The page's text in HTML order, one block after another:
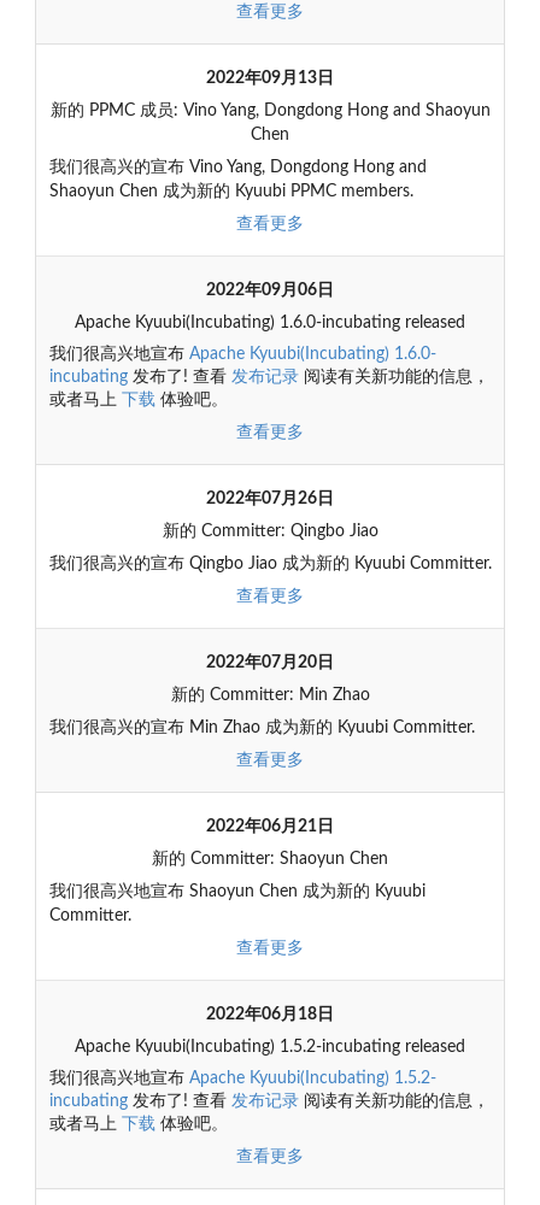
查看更多
2022年09月13日
新的 PPMC 成员: Vino Yang, Dongdong Hong and Shaoyun
Chen
我们很高兴的宣布 Vino Yang, Dongdong Hong and
Shaoyun Chen 成为新的 Kyuubi PPMC members.
查看更多
2022年09月06日
Apache Kyuubi(Incubating) 1.6.0-incubating released
我们很高兴地宣布 Apache Kyuubi(Incubating) 1.6.0-
incubating发布了! 查看 发布记录阅读有关新功能的信息，
或者马上 下载 体验吧。
查看更多
2022年07月26日
新的 Committer: Qingbo Jiao
我们很高兴的宣布 Qingbo Jiao 成为新的 Kyuubi Committer.
查看更多
2022年07月20日
新的 Committer: Min Zhao
我们很高兴的宣布 Min Zhao 成为新的 Kyuubi Committer.
查看更多
2022年06月21日
新的 Committer: Shaoyun Chen
我们很高兴地宣布 Shaoyun Chen 成为新的 Kyuubi
Committer.
查看更多
2022年06月18日
Apache Kyuubi(Incubating) 1.5.2-incubating released
我们很高兴地宣布 Apache Kyuubi(Incubating) 1.5.2-
incubating发布了! 查看 发布记录阅读有关新功能的信息，
或者马上 下载 体验吧。
查看更多